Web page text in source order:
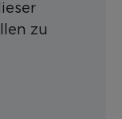
zu